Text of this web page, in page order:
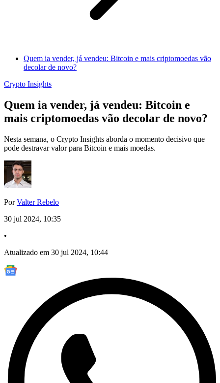
Quem ia vender, já vendeu: Bitcoin e mais criptomoedas vão
decolar de novo?
Crypto Insights
Quem ia vender, já vendeu: Bitcoin e
mais criptomoedas vão decolar de novo?
Nesta semana, o Crypto Insights aborda o momento decisivo que
pode destravar valor para Bitcoin e mais moedas.
PorValter Rebelo
30 jul 2024, 10:35
•
Atualizado em 30 jul 2024, 10:44